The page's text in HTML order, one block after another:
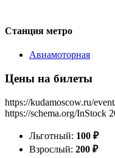
Станция метро
Авиамоторная
Цены на билеты
https://kudamoscow.ru/
https://schema.org/InStock
Льготный: 100 ₽
Взрослый: 200 ₽